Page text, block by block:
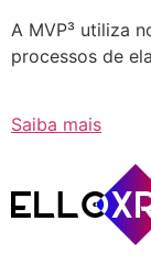
A MVP³ utiliza
processos de
Saiba mais